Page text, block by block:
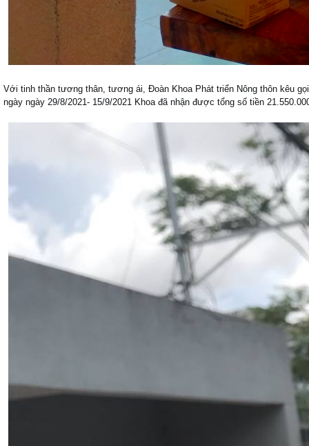
Với tinh thần tương thân, tương ái, Đoàn Khoa Phát triển Nông thôn kêu
ngày ngày 29/8/2021- 15/9/2021 Khoa đã nhận được tổng số tiền